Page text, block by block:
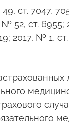
ст. 7047,
52, ст. 6955;
2017, № 1,